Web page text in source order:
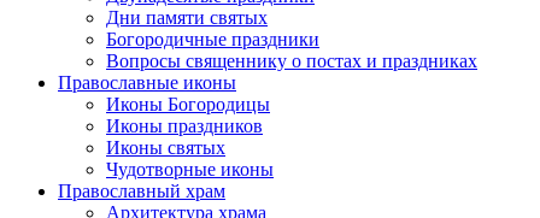
Дни памяти святых
Богородичные праздники
Вопросы священнику о постах и праздниках
Православные иконы
Иконы Богородицы
Иконы праздников
Иконы святых
Чудотворные иконы
Православный храм
Архитектура храма